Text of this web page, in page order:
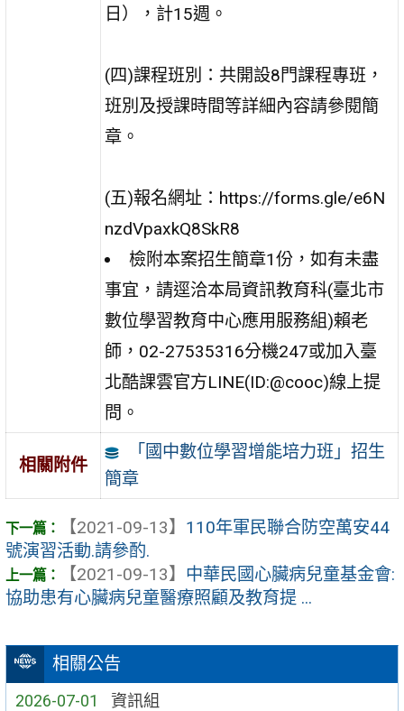
相關公告
2026-07-01 資訊組
日），計15週。
(四)課程班別：共開設8門課程專班，
班別及授課時間等詳細內容請參閱簡
章。
(五)報名網址：https://forms.gle/e6N
nzdVpaxkQ8SkR8
檢附本案招生簡章1份，如有未盡
事宜，請逕洽本局資訊教育科(臺北市
數位學習教育中心應用服務組)賴老
師，02-27535316分機247或加入臺
北酷課雲官方LINE(ID:@cooc)線上提
問。
相關附件
「國中數位學習增能培力班」招生
簡章
【2021-09-13】 110年軍民聯合防空萬安44
號演習活動.請參酌.
【2021-09-13】 中華民國心臟病兒童基金會:
協助患有心臟病兒童醫療照顧及教育提 ...